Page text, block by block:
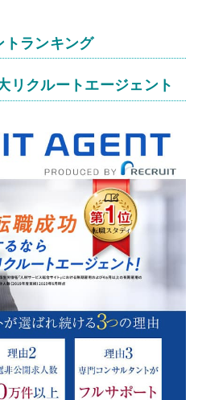
トランキング
リクルートエージェント